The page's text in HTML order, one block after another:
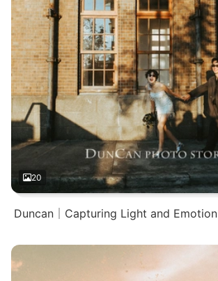
20
Duncan｜Capturing Light and Emotion